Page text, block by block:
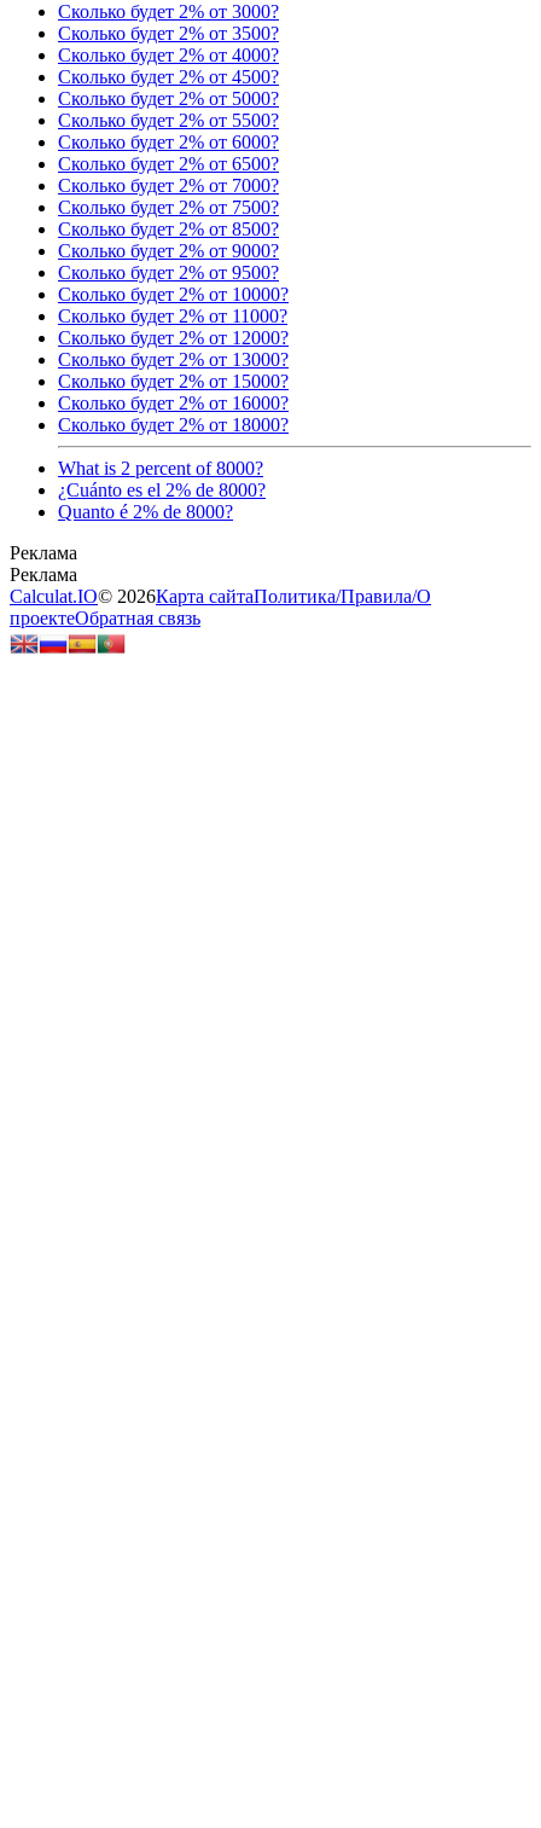
Сколько будет 2% от 3000?
Сколько будет 2% от 3500?
Сколько будет 2% от 4000?
Сколько будет 2% от 4500?
Сколько будет 2% от 5000?
Сколько будет 2% от 5500?
Сколько будет 2% от 6000?
Сколько будет 2% от 6500?
Сколько будет 2% от 7000?
Сколько будет 2% от 7500?
Сколько будет 2% от 8500?
Сколько будет 2% от 9000?
Сколько будет 2% от 9500?
Сколько будет 2% от 10000?
Сколько будет 2% от 11000?
Сколько будет 2% от 12000?
Сколько будет 2% от 13000?
Сколько будет 2% от 15000?
Сколько будет 2% от 16000?
Сколько будет 2% от 18000?
What is 2 percent of 8000?
¿Cuánto es el 2% de 8000?
Quanto é 2% de 8000?
Calculat.IO© 2026Карта сайтаПолитика/Правила/О
проектеОбратная связь